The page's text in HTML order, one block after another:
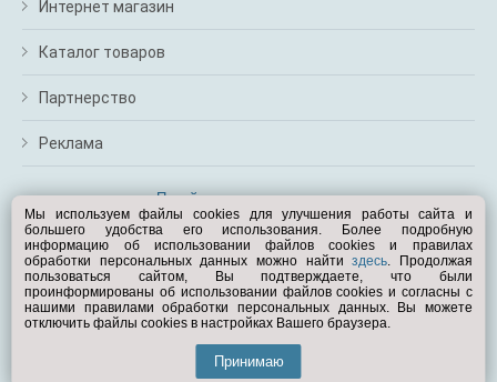
Интернет магазин
Каталог товаров
Партнерство
Реклама
Перейти на полную версию
Вам помочь?
© Exist.ru 1998—2026
Мы используем файлы cookies для улучшения работы сайта и
большего удобства его использования. Более подробную
информацию об использовании файлов cookies и правилах
обработки персональных данных можно найтиздесь. Продолжая
пользоваться сайтом, Вы подтверждаете, что были
проинформированы об использовании файлов cookies и согласны с
нашими правилами обработки персональных данных. Вы можете
отключить файлы cookies в настройках Вашего браузера.
Принимаю